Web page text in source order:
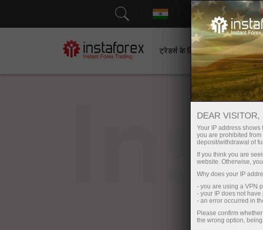
सहायता
ट्रेडर्स के लिए शुरुआती के
DEAR VISITOR,
Your IP address shows
you are prohibited
deposit/withdrawal of
If you think you are
website. Otherwise,
Why does your IP
- you are using a VPN
- your IP does not
- an error occurred in
Please confirm
the wrong option,